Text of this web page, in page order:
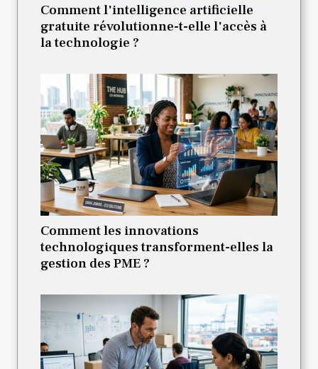
Comment l'intelligence artificielle
gratuite révolutionne-t-elle l'accès à
la technologie ?
Comment les innovations
technologiques transforment-elles la
gestion des PME ?